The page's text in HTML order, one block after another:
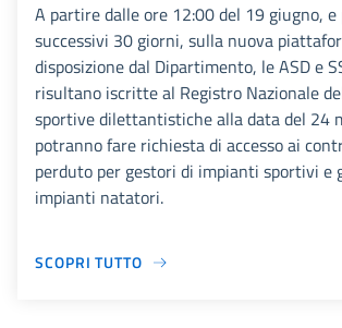
A partire dalle ore 12:00 del 19 giugno, e
successivi 30 giorni, sulla nuova
disposizione dal Dipartimento, le ASD e
risultano iscritte al Registro Nazionale
sportive dilettantistiche alla data del 24
potranno fare richiesta di accesso ai
perduto per gestori di impianti sportivi e
impianti natatori.
SCOPRI TUTTO